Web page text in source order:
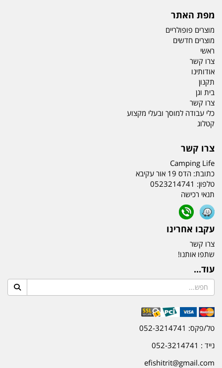
מפת האתר
מוצרים פופולריים
מוצרים חדשים
ראשי
צרו קשר
אודותינו
תקנון
בית וגן
צרו קשר
כלי עבודה למוסך ובעלי מקצוע
קטלוג
צרו קשר
Camping Life
כתובת: הדס 19 אור עקיבא
טלפון: 0523214741
תנאי רכישה
עקבו אחרינו
צרו קשר
שתפו אותנו!
עוד...
טל/פקס: 052-3214741
נייד : 052-3214741
efishitrit@gmail.com